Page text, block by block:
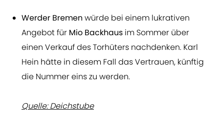
Werder Bremen würde bei einem lukrativen
Angebot für Mio Backhaus im Sommer über
einen Verkauf des Torhüters nachdenken. Karl
Hein hätte in diesem Fall das Vertrauen, künftig
die Nummer eins zu werden.
Quelle: Deichstube